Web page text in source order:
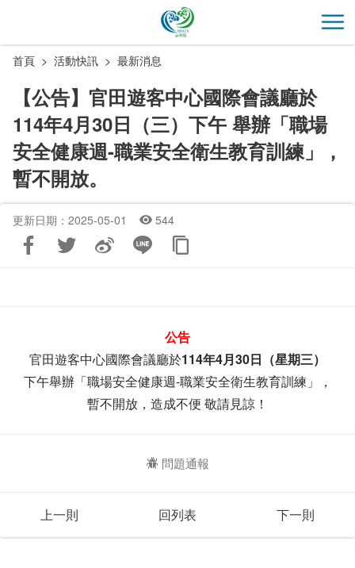
主
開
首頁 活動快訊 最新消息
【公告】官田遊客中心國際會議廳於
114年4月30日（三）下午 舉辦「職場
安全健康週-職業安全衛生教育訓練」，
暫不開放。
更新日期：2025-05-01 544
公告
官田遊客中心國際會議廳於114年4月30日（星期三）
下午舉辦「職場安全健康週-職業安全衛生教育訓練」，
暫不開放，造成不便 敬請見諒！
問題通報
上一則 回列表 下一則